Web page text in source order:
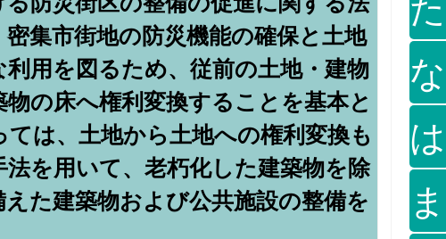
集市街地の防災機能の確保と土地
用を図るため、従前の土地・建物
の床へ権利変換することを基本と
は、土地から土地への権利変換も
を用いて、老朽化した建築物を除
た建築物および公共施設の整備を
な
は
ま